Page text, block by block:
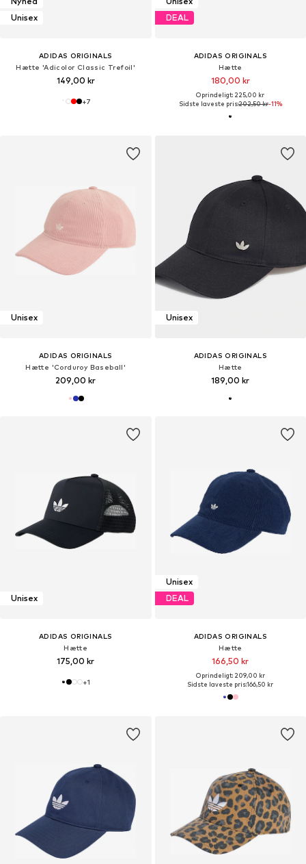
Unisex
ADIDAS ORIGINALS
Hætte 'Adicolor Classic Trefoil'
149,00 kr
+7
DEAL
ADIDAS ORIGINALS
Hætte
180,00 kr
Oprindeligt: 225,00 kr
Sidste laveste pris:202,50 kr-11%
Unisex
ADIDAS ORIGINALS
Hætte 'Corduroy Baseball'
209,00 kr
Unisex
ADIDAS ORIGINALS
Hætte
189,00 kr
Unisex
ADIDAS ORIGINALS
Hætte
175,00 kr
+1
Unisex
DEAL
ADIDAS ORIGINALS
Hætte
166,50 kr
Oprindeligt: 209,00 kr
Sidste laveste pris:166,50 kr